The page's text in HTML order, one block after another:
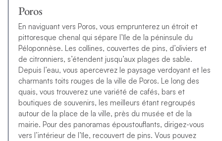
Poros
En naviguant vers Poros, vous emprunterez un étroit et
pittoresque chenal qui sépare l’île de la péninsule du
Péloponnèse. Les collines, couvertes de pins, d’oliviers et
de citronniers, s’étendent jusqu’aux plages de sable.
Depuis l’eau, vous apercevrez le paysage verdoyant et les
charmants toits rouges de la ville de Poros. Le long des
quais, vous trouverez une variété de cafés, bars et
boutiques de souvenirs, les meilleurs étant regroupés
autour de la place de la ville, près du musée et de la
mairie. Pour des panoramas époustouflants, dirigez-vous
vers l’intérieur de l’île, recouvert de pins. Vous pouvez